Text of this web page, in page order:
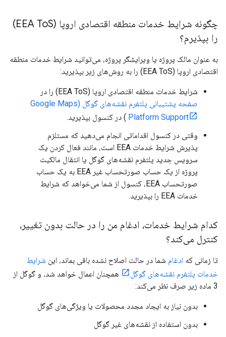
چگونه شرایط خدمات منطقه اقتصادی اروپا (EEA To
S)
را بپذیرم؟
به عنوان مالک پروژه یا ویرایشگر پروژه، می‌توانید شرایط خدمات منطقه
اقتصادی اروپا (EEA ToS) را به روش‌های زیر بپذیرید:
شرایط خدمات منطقه اقتصادی اروپا (EEA ToS) را در
صفحه پشتیبانی پلتفرم نقشه‌های گوگل (Google Maps
Platform Support ) در کنسول بپذیرید.
وقتی در کنسول اقداماتی انجام می‌دهید که مستلزم
پذیرش شرایط خدمات EEA است، مانند فعال کردن یک
سرویس جدید پلتفرم نقشه‌های گوگل یا انتقال مالکیت
پروژه از یک حساب صورتحساب غیر EEA به یک حساب
صورتحساب EEA، کنسول از شما می‌خواهد که شرایط
خدمات EEA را بپذیرید.
کدام شرایط خدمات، ادغام من را در حالت بدون تغییر،
کنترل می‌کند؟
تا زمانی که ادغام شما در حالت اصلاح نشده باقی بماند، این شرایط
خدمات پلتفرم نقشه‌های گوگل
همچنان اعمال خواهد شد، و گوگل از
3 ماده زیر صرف نظر می‌کند:
بدون نیاز به ایجاد مجدد محصولات یا ویژگی‌های گوگل
بدون استفاده از نقشه‌های غیر گوگل